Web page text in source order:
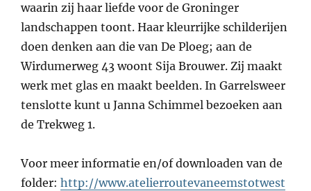
waarin zij haar liefde voor de Groninger
landschappen toont. Haar kleurrijke schilderijen
doen denken aan die van De Ploeg; aan de
Wirdumerweg 43 woont Sija Brouwer. Zij maakt
werk met glas en maakt beelden. In Garrelsweer
tenslotte kunt u Janna Schimmel bezoeken aan
de Trekweg 1.
Voor meer informatie en/of downloaden van de
folder: http://www.atelierroutevaneemstotwest